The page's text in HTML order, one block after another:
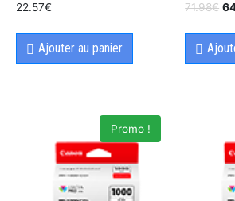
22.57€
Ajouter au panier
71.98€
Promo !